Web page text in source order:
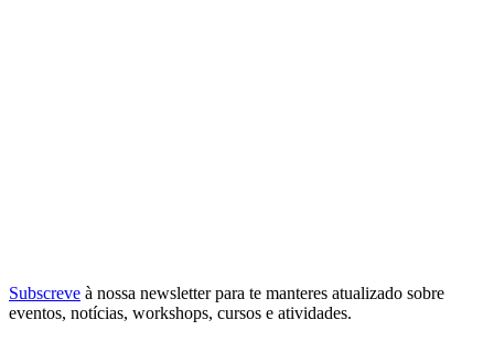
Subscreve à nossa newsletterpara te manteres atualizado sobre
eventos, notícias, workshops, cursos e atividades.